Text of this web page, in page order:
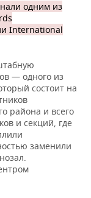
одним из
International
— одного из
состоит на
района и всего
и секций, где
заменили